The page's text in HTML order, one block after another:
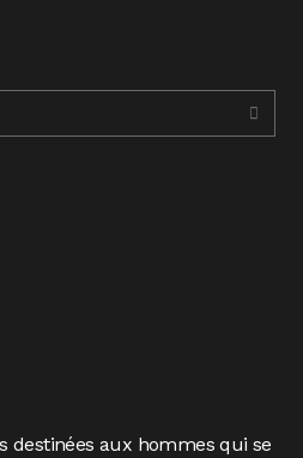
destinées aux hommes qui se